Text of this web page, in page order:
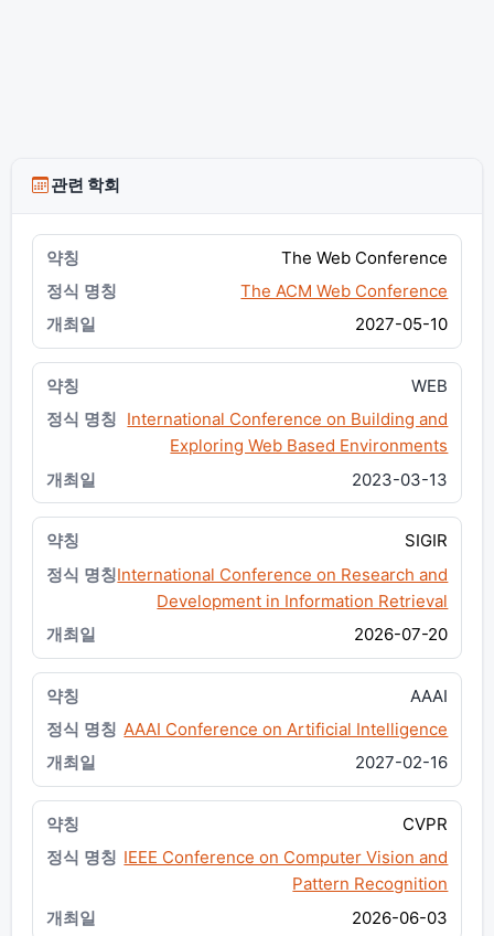
관련 학회
The Web Conference
The ACM Web Conference
2027-05-10
WEB
International Conference on Building and
Exploring Web Based Environments
2023-03-13
SIGIR
International Conference on Research and
Development in Information Retrieval
2026-07-20
AAAI
AAAI Conference on Artificial Intelligence
2027-02-16
CVPR
IEEE Conference on Computer Vision and
Pattern Recognition
2026-06-03